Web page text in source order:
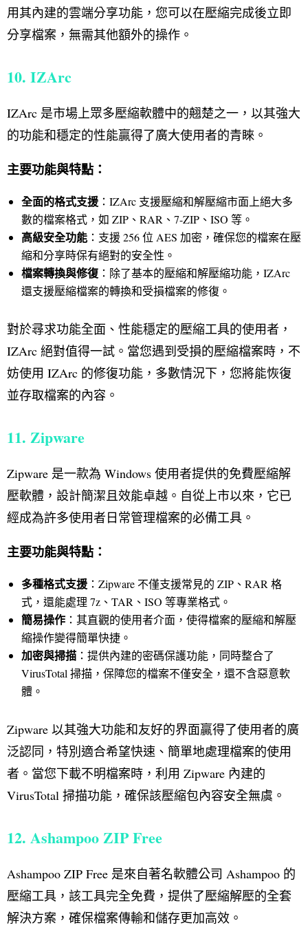
用其內建的雲端分享功能，您可以在壓縮完成後立即
分享檔案，無需其他額外的操作。
10. IZArc
IZArc 是市場上眾多壓縮軟體中的翹楚之一，以其強大
的功能和穩定的性能贏得了廣大使用者的青睞。
主要功能與特點：
全面的格式支援：IZArc 支援壓縮和解壓縮市面上絕大多
數的檔案格式，如 ZIP、RAR、7-ZIP、ISO 等。
高級安全功能：支援 256 位 AES 加密，確保您的檔案在壓
縮和分享時保有絕對的安全性。
檔案轉換與修復：除了基本的壓縮和解壓縮功能，IZArc
還支援壓縮檔案的轉換和受損檔案的修復。
對於尋求功能全面、性能穩定的壓縮工具的使用者，
IZArc 絕對值得一試。當您遇到受損的壓縮檔案時，不
妨使用 IZArc 的修復功能，多數情況下，您將能恢復
並存取檔案的內容。
11. Zipware
Zipware 是一款為 Windows 使用者提供的免費壓縮解
壓軟體，設計簡潔且效能卓越。自從上市以來，它已
經成為許多使用者日常管理檔案的必備工具。
主要功能與特點：
多種格式支援：Zipware 不僅支援常見的 ZIP、RAR 格
式，還能處理 7z、TAR、ISO 等專業格式。
簡易操作：其直觀的使用者介面，使得檔案的壓縮和解壓
縮操作變得簡單快捷。
加密與掃描：提供內建的密碼保護功能，同時整合了
VirusTotal 掃描，保障您的檔案不僅安全，還不含惡意軟
體。
Zipware 以其強大功能和友好的界面贏得了使用者的廣
泛認同，特別適合希望快速、簡單地處理檔案的使用
者。當您下載不明檔案時，利用 Zipware 內建的
VirusTotal 掃描功能，確保該壓縮包內容安全無虞。
12. Ashampoo ZIP Free
Ashampoo ZIP Free 是來自著名軟體公司 Ashampoo 的
壓縮工具，該工具完全免費，提供了壓縮解壓的全套
解決方案，確保檔案傳輸和儲存更加高效。